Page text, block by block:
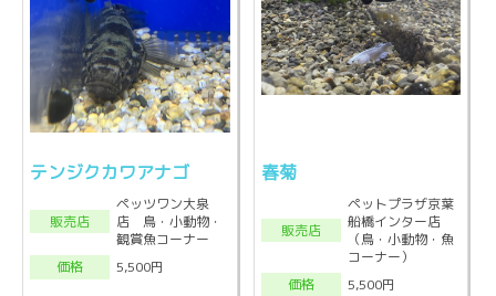
テンジクカワアナゴ
販売店
ペッツワン大泉
店 鳥・小動物・
観賞魚コーナー
価格
5,500円
春菊
販売店
ペットプラザ京葉
船橋インター店
（鳥・小動物・魚
コーナー）
価格
5,500円